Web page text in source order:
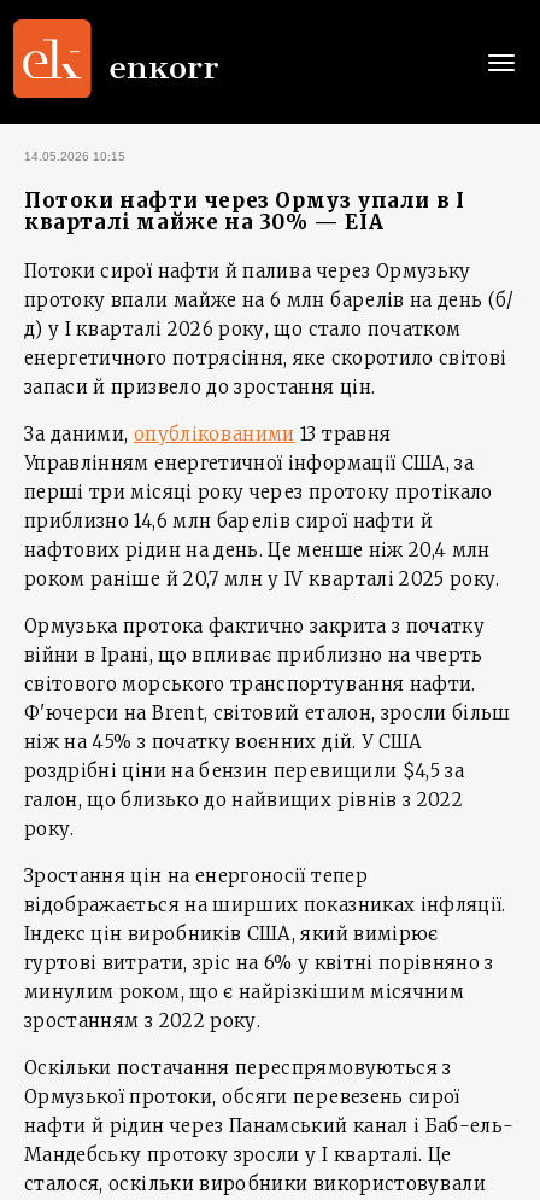
14.05.2026 10:15
Потоки нафти через Ормуз упали в І
кварталі майже на 30% — EIA
Потоки сирої нафти й палива через Ормузьку
протоку впали майже на 6 млн барелів на день (б/
д) у І кварталі 2026 року, що стало початком
енергетичного потрясіння, яке скоротило світові
запаси й призвело до зростання цін.
За даними, опублікованими 13 травня
Управлінням енергетичної інформації США, за
перші три місяці року через протоку протікало
приблизно 14,6 млн барелів сирої нафти й
нафтових рідин на день. Це менше ніж 20,4 млн
роком раніше й 20,7 млн у ІV кварталі 2025 року.
Ормузька протока фактично закрита з початку
війни в Ірані, що впливає приблизно на чверть
світового морського транспортування нафти.
Ф'ючерси на Brent, світовий еталон, зросли більш
ніж на 45% з початку воєнних дій. У США
роздрібні ціни на бензин перевищили $4,5 за
галон, що близько до найвищих рівнів з 2022
року.
Зростання цін на енергоносії тепер
відображається на ширших показниках інфляції.
Індекс цін виробників США, який вимірює
гуртові витрати, зріс на 6% у квітні порівняно з
минулим роком, що є найрізкішим місячним
зростанням з 2022 року.
Оскільки постачання переспрямовуються з
Ормузької протоки, обсяги перевезень сирої
нафти й рідин через Панамський канал і Баб-ель-
Мандебську протоку зросли у І кварталі. Це
сталося, оскільки виробники використовували